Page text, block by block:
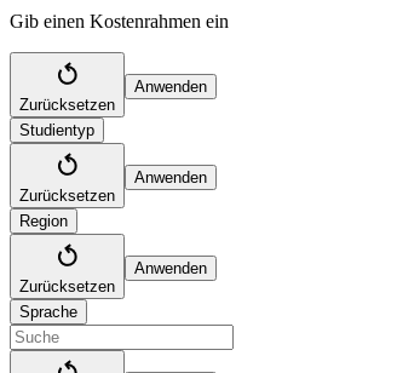
Gib einen Kostenrahmen ein
Zurücksetzen
Anwenden
Studientyp
Zurücksetzen
Anwenden
Region
Zurücksetzen
Anwenden
Sprache